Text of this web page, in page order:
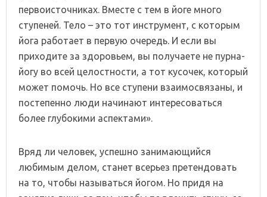
первоисточниках. Вместе с тем в йоге много
ступеней. Тело – это тот инструмент, с которым
йога работает в первую очередь. И если вы
приходите за здоровьем, вы получаете не пурна-
йогу во всей целостности, а тот кусочек, который
может помочь. Но все ступени взаимосвязаны, и
постепенно люди начинают интересоваться
более глубокими аспектами».
Вряд ли человек, успешно занимающийся
любимым делом, станет всерьез претендовать
на то, чтобы называться йогом. Но придя на